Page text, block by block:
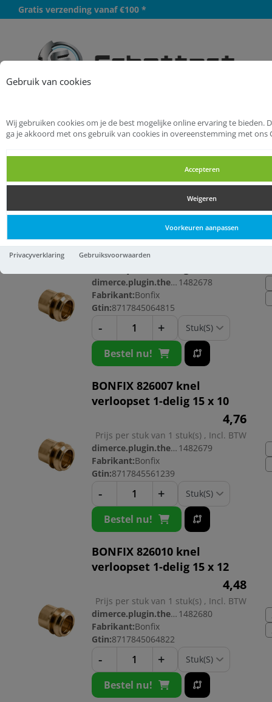
Gebruik van cookies
Wij gebruiken cookies om je de best mogelijke online ervaring te bieden.
ga je akkoord met ons gebruik van cookies in overeenstemming met ons
Accepteren
Weigeren
Voorkeuren aanpassen
Privacyverklaring Gebruiksvoorwaarden
Gratis verzending vanaf €100 *
Startpagina
Installatietechniek
Knelkoppelingen
Verloopsets
Verloopsets
Verloopsets
BONFIX 826005 knel
dimerce.plugin.theme.productnr: 1482678
Fabrikant:Bonfix
Gtin:8717845064815
- +
Bestel nu!
BONFIX 826007 knel
verloopset 1-delig 15 x 10
4,76
Prijs per stuk van 1 stuk(s) , Incl. BTW
dimerce.plugin.theme.productnr: 1482679
Fabrikant:Bonfix
Gtin:8717845561239
- +
Bestel nu!
BONFIX 826010 knel
verloopset 1-delig 15 x 12
4,48
Prijs per stuk van 1 stuk(s) , Incl. BTW
dimerce.plugin.theme.productnr: 1482680
Fabrikant:Bonfix
Gtin:8717845064822
- +
Bestel nu!